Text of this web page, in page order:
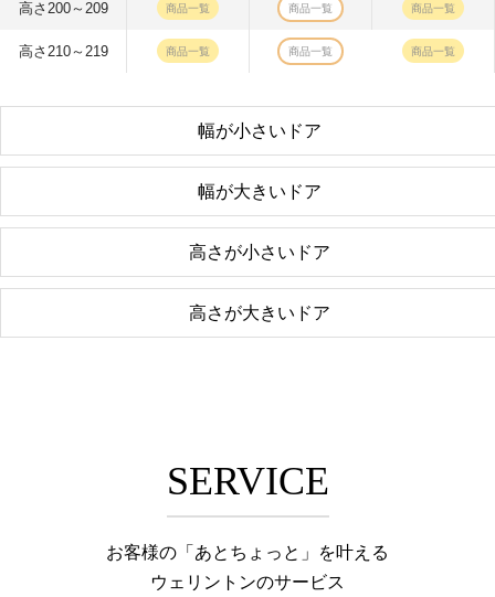
高さ200～209 商品一覧 商品一覧 商品一覧
高さ210～219 商品一覧 商品一覧 商品一覧
幅が小さいドア
幅が大きいドア
高さが小さいドア
高さが大きいドア
SERVICE
お客様の「あとちょっと」を叶える
ウェリントンのサービス